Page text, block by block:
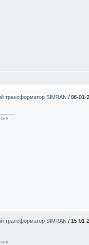
трансформатор SIMRAN / 06-01-
трансформатор SIMRAN / 15-01-